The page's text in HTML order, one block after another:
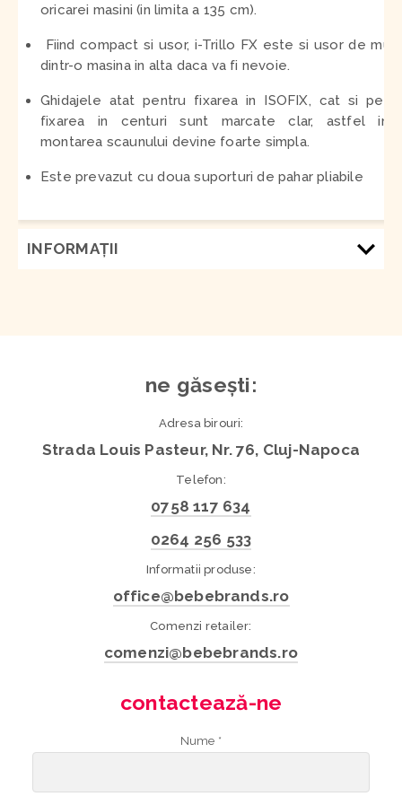
oricarei masini (in limita a 135 cm).
Fiind compact si usor, i-Trillo FX este si usor de
dintr-o masina in alta daca va fi nevoie.
Ghidajele atat pentru fixarea in ISOFIX, cat si
fixarea in centuri sunt marcate clar, astfel
montarea scaunului devine foarte simpla.
Este prevazut cu doua suporturi de pahar pliabile
INFORMAŢII
ne găsești:
Adresa birouri:
Strada Louis Pasteur, Nr. 76, Cluj-Napoca
Telefon:
0758 117 634
0264 256 533
Informatii produse:
office@bebebrands.ro
Comenzi retailer:
comenzi@bebebrands.ro
contactează-ne
Nume *